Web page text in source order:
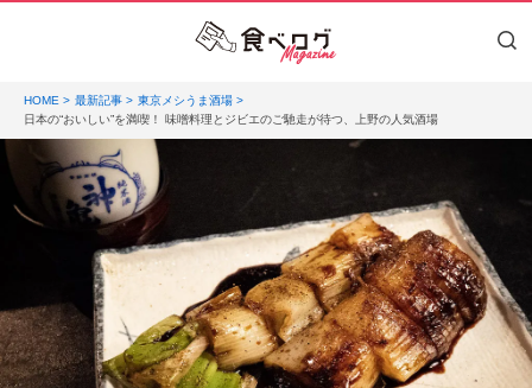
HOME 最新記事
東京メシうま酒場
日本の“おいしい”を満喫！ 味噌料理とジビエのご馳走が待つ、上野の人気酒場